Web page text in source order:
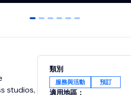
0 1 2 3 4 5
studios,
類別
服務與活動 預訂
適用地區：